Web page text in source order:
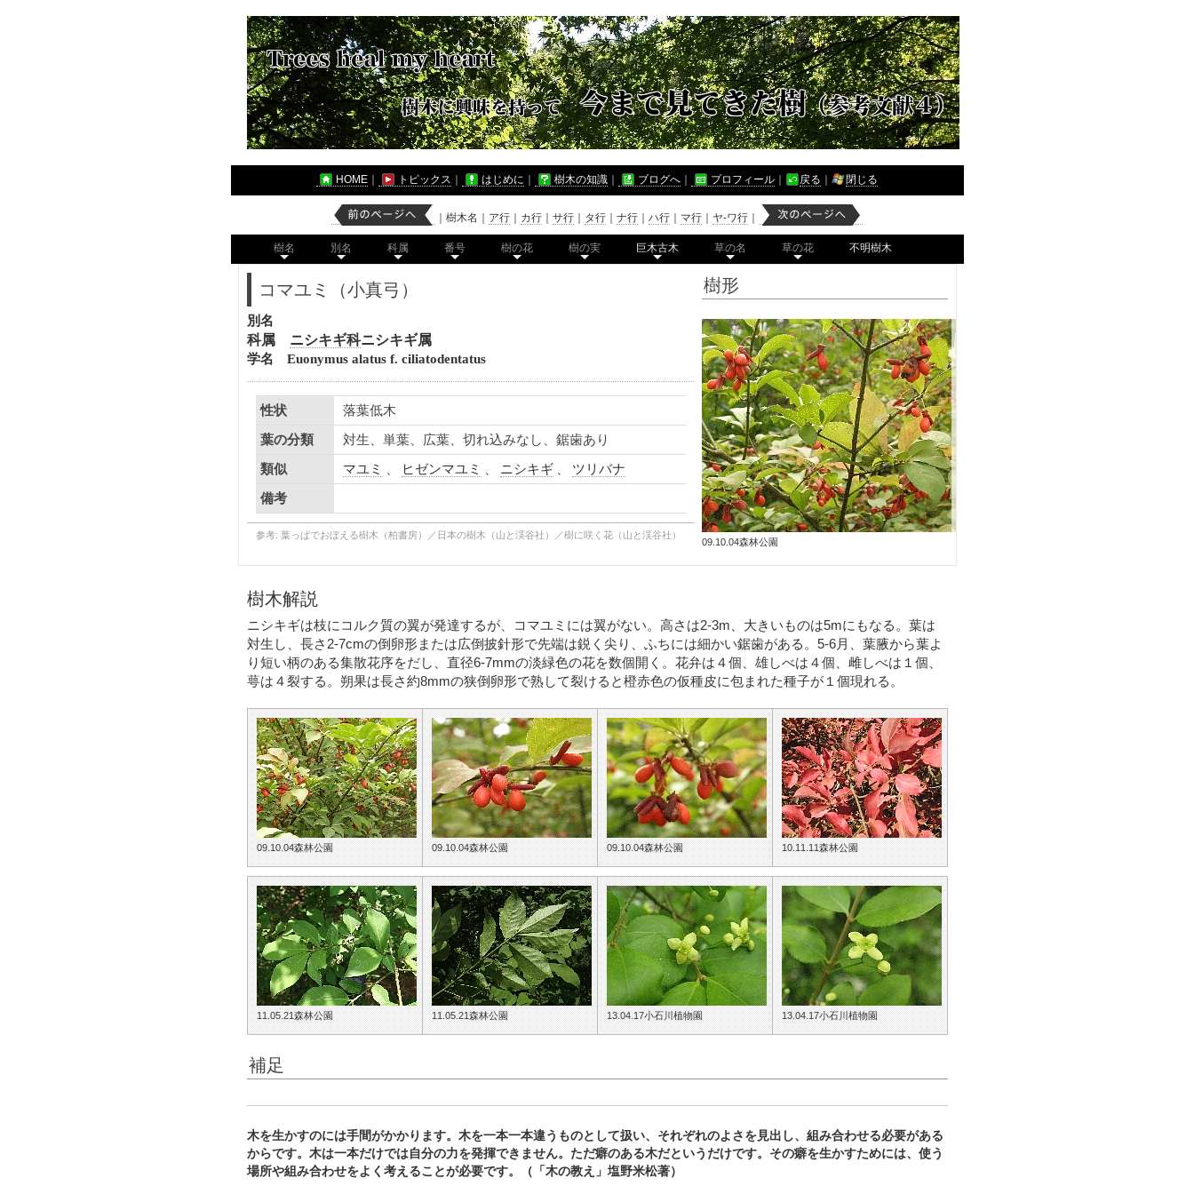
HOME トピックス はじめに 樹木の知識 ブログへ プロフィール 戻る 閉じる
樹木名 ア行 カ行 サ行 タ行 ナ行 ハ行 マ行 ヤ-ワ行
樹名 別名 科属 番号 樹の花 樹の実 巨木古木 草の名 草の花 不明樹木
コマユミ（小真弓）
別名
科属 ニシキギ科ニシキギ属
学名 Euonymus alatus f. ciliatodentatus
性状 落葉低木
葉の分類 対生、単葉、広葉、切れ込みなし、鋸歯あり
類似 マユミ ヒゼンマユミ ニシキギ ツリバナ
備考
参考: 葉っぱでおぼえる樹木（柏書房）／日本の樹木（山と渓谷社）／樹に咲く花（山と渓谷社）
樹形
09.10.04森林公園
樹木解説
ニシキギは枝にコルク質の翼が発達するが、コマユミには翼がない。高さは2-3m、大きいものは5mにもなる。葉は
対生し、長さ2-7cmの倒卵形または広倒披針形で先端は鋭く尖り、ふちには細かい鋸歯がある。5-6月、葉腋から葉よ
り短い柄のある集散花序をだし、直径6-7mmの淡緑色の花を数個開く。花弁は４個、雄しべは４個、雌しべは１個、
萼は４裂する。朔果は長さ約8mmの狭倒卵形で熟して裂けると橙赤色の仮種皮に包まれた種子が１個現れる。
09.10.04森林公園 09.10.04森林公園 09.10.04森林公園 10.11.11森林公園
11.05.21森林公園 11.05.21森林公園 13.04.17小石川植物園 13.04.17小石川植物園
補足
木を生かすのには手間がかかります。木を一本一本違うものとして扱い、それぞれのよさを見出し、組み合わせる必要がある
からです。木は一本だけでは自分の力を発揮できません。ただ癖のある木だというだけです。その癖を生かすためには、使う
場所や組み合わせをよく考えることが必要です。（「木の教え」塩野米松著）